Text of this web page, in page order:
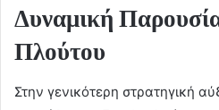
Δυναμική
Πλούτου
Στην γενικότερη στρατηγική